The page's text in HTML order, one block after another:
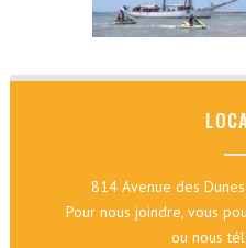
814 Avenue des
Pour nous joindre, vous
ou nous